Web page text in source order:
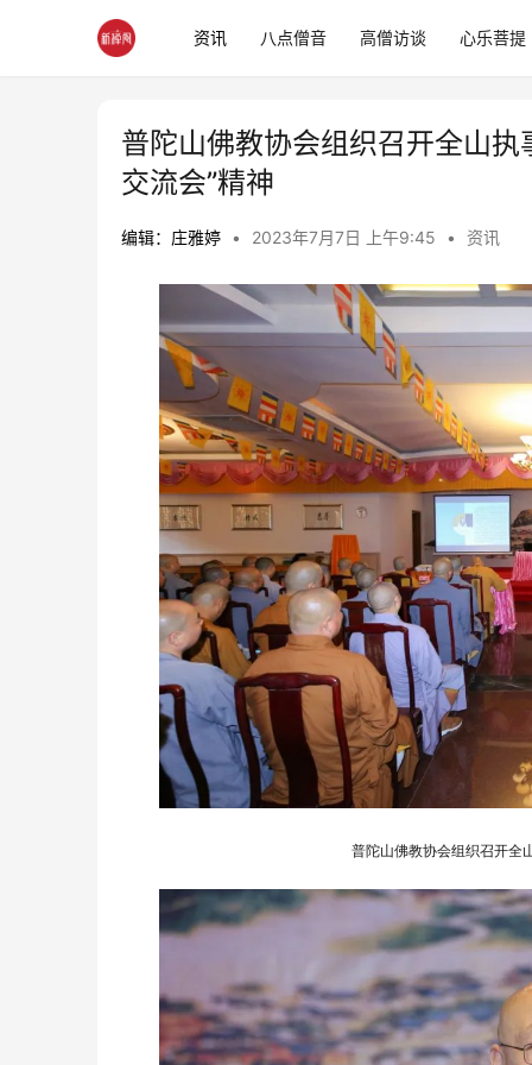
资讯 八点僧音 高僧访谈 心乐菩提
普陀山佛教协会组织召开全山
交流会”精神
编辑：庄雅婷 • 2023年7月7日 上午9:45 • 资讯
普陀山佛教协会组织召开全